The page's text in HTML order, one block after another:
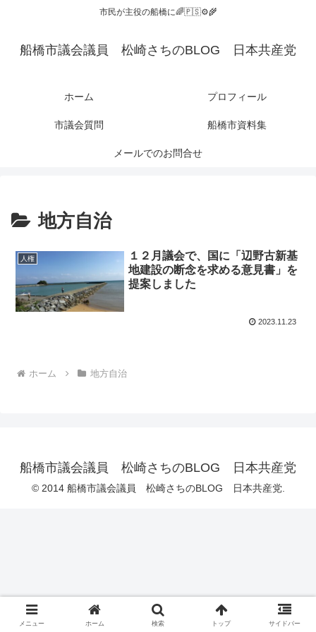
市民が主役の船橋に🌈🇵🇸⚙️🌾
船橋市議会議員 松崎さちのBLOG 日本共産党
ホーム プロフィール
市議会質問 船橋市資料集
メールでのお問合せ
地方自治
人権
１２月議会で、国に「辺野古新基
地建設の断念を求める意見書」を
提案しました
2023.11.23
ホーム 地方自治
船橋市議会議員 松崎さちのBLOG 日本共産党
© 2014 船橋市議会議員 松崎さちのBLOG 日本共産党.
メニュー ホーム 検索 トップ サイドバー